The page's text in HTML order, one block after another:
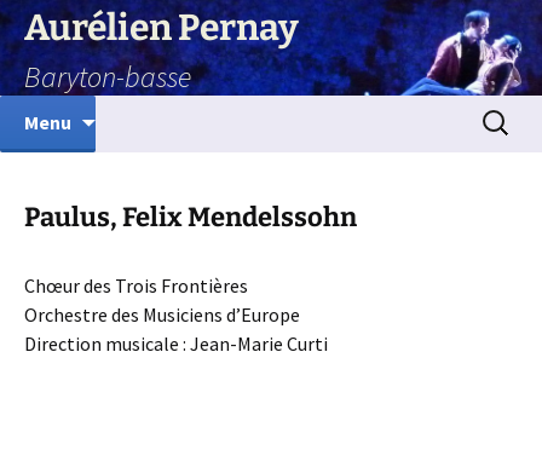
Aurélien Pernay
Baryton-basse
Menu
Paulus, Felix Mendelssohn
Chœur des Trois Frontières
Orchestre des Musiciens d’Europe
Direction musicale : Jean-Marie Curti